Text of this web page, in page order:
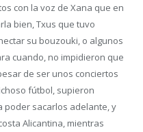
con la voz de Xana que en
bien, Txus que tuvo
su bouzouki, o algunos
cuando, no impidieron que
de ser unos conciertos
fútbol, supieron
poder sacarlos adelante, y
Alicantina, mientras